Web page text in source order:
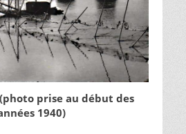
prise au début des
1940)